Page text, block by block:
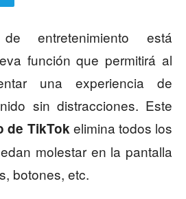
entretenimiento está
función que permitirá al
una experiencia de
sin distracciones. Este
de TikTokelimina todos los
molestar en la pantalla
botones, etc.